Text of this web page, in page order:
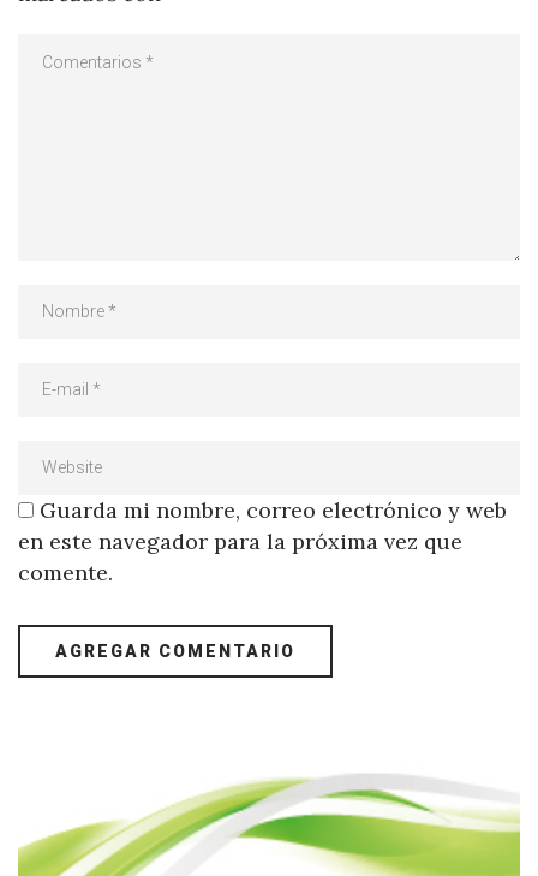
Guarda mi nombre, correo electrónico y web
en este navegador para la próxima vez que
comente.